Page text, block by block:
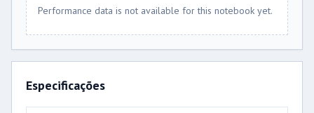
Performance data is not available for this notebook yet.
Especificações